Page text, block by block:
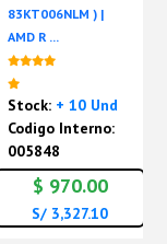
83KT006NLM ) |
AMD R ...
Stock: + 10 Und
Codigo Interno:
005848
$ 970.00
S/ 3,327.10